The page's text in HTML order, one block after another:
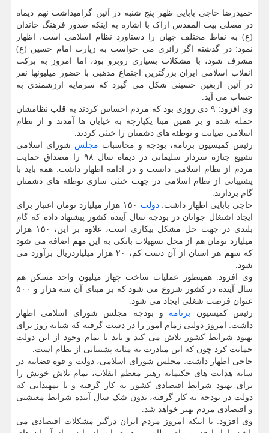
حمیدرضا حاجی بابایی ظهر پنج شنبه در آئین گرامیداشت نهم دیماه
در مصلی بیت المقدس اراک با اشاره به اینکه صدور فرهنگ خاندان
(ع) به نقاط مختلف جهان را دستاورد نظام اسلامی است، اظهار
نمود: در گذشته اگر زائری می خواست به زیارت امام حسین (ع)
مشرف شود، با مشکلات بسیاری روبرو بود، اما امروز به برکت
انقلاب اسلامی ایران بزرگترین اجتماع مذهبی با حضور میلیونها نفر
در آئین اربعین حسینی شکل می گیرد که سرمایه ارزشمندی به
حساب می آید.
وی افزود: ۹ دی روزی بود که مردم احساس کردند به قلب نظامشان
حمله شده و بر همین مبنا یکپارچه به خیابان ها آمدند و از نظام
اسلامی صیانت و توطئه های دشمنان را خنثی کردند.
رئیس کمیسیون برنامه، بودجه و محاسبات مجلس شورای اسلامی
تشییع جنازه سردار سلیمانی در دیماه سال ۹۸ را مصداق حمایت
مردم از نظام اسلامی دانست و در ادامه اظهار داشت: همه باید با
پشتیبانی از نظام اسلامی در جهت خنثی سازی توطئه های دشمنان
گام بردارند.
حاجی بابایی اظهار داشت:دولت
۱۵۰ هزار میلیارد تومان اعتبار برای
ایجاد اشتغال جوانان در بودجه سال آینده کشور پیشنهاد داده که گام
بلندی در جهت حل مشکل بیکاری است، علاوه بر این، ۱۵۰ هزار
میلیارد تومان هم از محل تسهیلات بانکی به این مهم اضافه می شود
که سهم هر استان از آن دست کم، ۲۰ هزار میلیاردریال برآورد می
شود.
وی افزود: همینطور عملیات ساخت چهار میلیون واحد مسکن هم
سال آینده در کشور شروع می شود که بر مبنای آن سه هزار و ۵۰۰
عنوان فرصت شغلی ایجاد می شود.
رئیس کمیسیون برنامه و بودجه مجلس شورای اسلامی اظهار
داشت: امروز دولتی زمام امور را در دست گرفته که شبانه روز برای
بهبود شرایط کشور تلاش می کند و باید با تمام وجود از این دولت
حمایت کرد چون که این مبادرت به مثابه پشتیبانی از نظام است.
حاجی اظهار داشت: مجلس شورای اسلامی، دولت و قوه قضاییه در
سایه هدایت های حکیمانه رهبر معظم انقلاب، تمام تلاش خویش را
برای بهبود شرایط اقتصادی کشور به کار گرفته و با تمهیداتی که
دولت در بودجه به کار گرفته، بدون شک سال آینده شرایط معیشتی
و اقتصادی مردم بهتر خواهد شد.
وی افزود: با اینکه امروز مردم ایران درگیر مشکلات اقتصادی می